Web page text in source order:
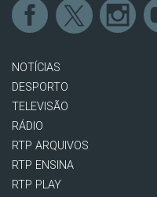
NOTÍCIAS
DESPORTO
TELEVISÃO
RÁDIO
RTP ARQUIVOS
RTP ENSINA
RTP PLAY